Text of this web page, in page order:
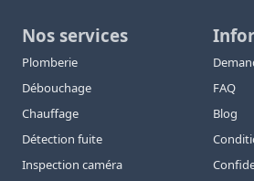
Nos services
Plomberie
Débouchage
Chauffage
Détection fuite
Inspection caméra
FAQ
Blog